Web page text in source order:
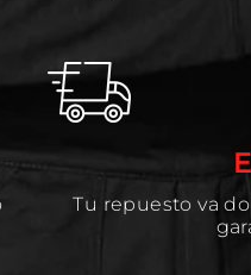
Tu repuesto va